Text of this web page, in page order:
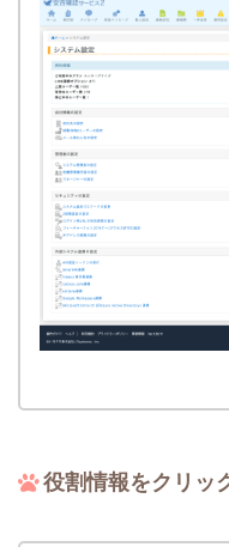
役割情報をクリッ